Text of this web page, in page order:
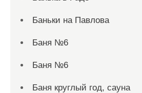
Баньки на Павлова
Баня №6
Баня №6
Баня круглый год, сауна